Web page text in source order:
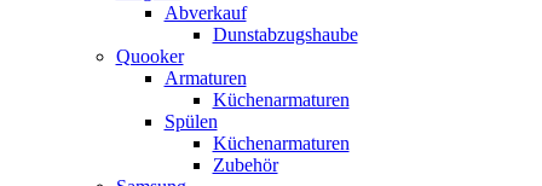
Abverkauf
Dunstabzugshaube
Quooker
Armaturen
Küchenarmaturen
Spülen
Küchenarmaturen
Zubehör